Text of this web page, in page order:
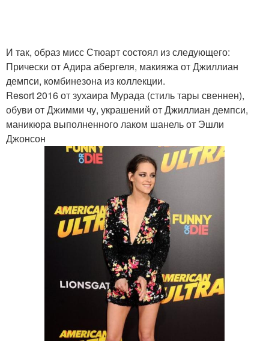
И так, образ мисс Стюарт состоял из следующего:
Прически от Адира абергеля, макияжа от Джиллиан
демпси, комбинезона из коллекции.
Resort 2016 от зухаира Мурада (стиль тары свеннен),
обуви от Джимми чу, украшений от Джиллиан демпси,
маникюра выполненного лаком шанель от Эшли
Джонсон